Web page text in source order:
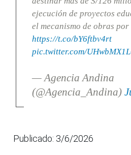
ejecución de proyectos
el mecanismo de obras por
https://t.co/bY6ftbv4rt
pic.twitter.com/
— Agencia Andina
(@Agencia_Andina)
Publicado: 3/6/2026